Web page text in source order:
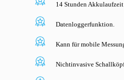
14 Stunden
Datenloggerfunktion.
Kann für mobile
Nichtinvasive